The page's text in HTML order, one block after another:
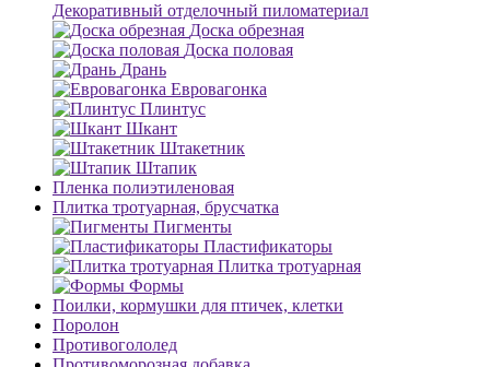
Декоративный отделочный пиломатериал
Доска обрезная
Доска половая
Дрань
Евровагонка
Плинтус
Шкант
Штакетник
Штапик
Пленка полиэтиленовая
Плитка тротуарная, брусчатка
Пигменты
Пластификаторы
Плитка тротуарная
Формы
Поилки, кормушки для птичек, клетки
Поролон
Противогололед